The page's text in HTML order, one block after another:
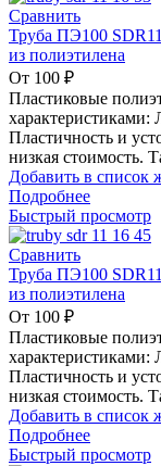
Сравнить
Труба ПЭ100
из полиэтилена
От 100 ₽
Пластиковые
характеристиками:
Пластичность и
низкая стоимость.
Добавить в список
Подробнее
Быстрый просмотр
Сравнить
Труба ПЭ100
из полиэтилена
От 100 ₽
Пластиковые
характеристиками:
Пластичность и
низкая стоимость.
Добавить в список
Подробнее
Быстрый просмотр